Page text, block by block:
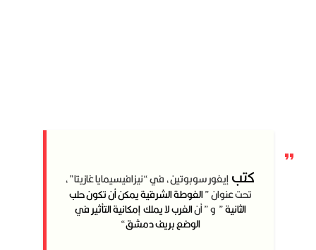
كتبإيغور سوبوتين، في “نيزافيسيمايا غازيتا”،
تحت عنوان ”الغوطة الشرقية يمكن أن تكون حلب
الثانية” و ” أنالغرب لا يملك إمكانية التأثير في
الوضع بريف دمشق“